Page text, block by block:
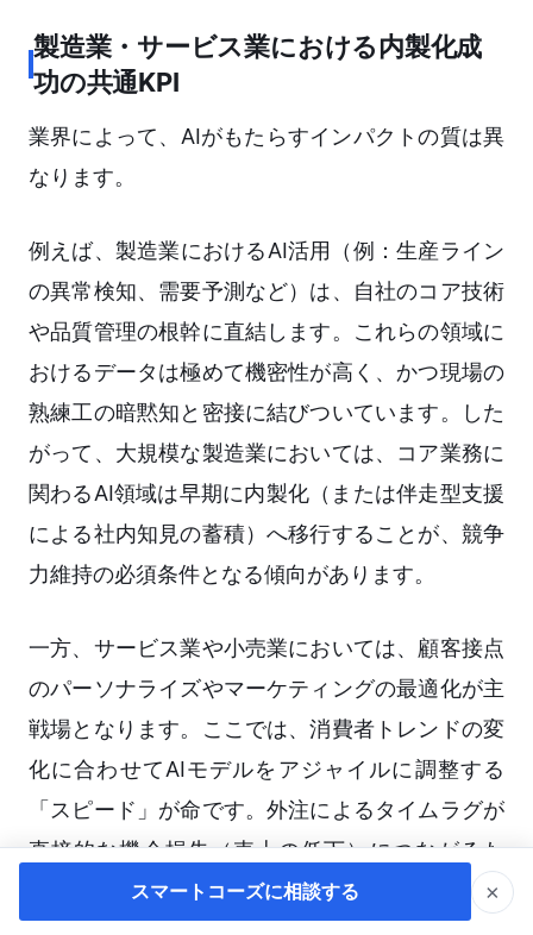
製造業・サービス業における内製化成
功の共通KPI
業界によって、AIがもたらすインパクトの質は異
なります。
例えば、製造業におけるAI活用（例：生産ライン
の異常検知、需要予測など）は、自社のコア技術
や品質管理の根幹に直結します。これらの領域に
おけるデータは極めて機密性が高く、かつ現場の
熟練工の暗黙知と密接に結びついています。した
がって、大規模な製造業においては、コア業務に
関わるAI領域は早期に内製化（または伴走型支援
による社内知見の蓄積）へ移行することが、競争
力維持の必須条件となる傾向があります。
一方、サービス業や小売業においては、顧客接点
のパーソナライズやマーケティングの最適化が主
戦場となります。ここでは、消費者トレンドの変
化に合わせてAIモデルをアジャイルに調整する
「スピード」が命です。外注によるタイムラグが
直接的な機会損失（売上の低下）につながるた
め、マーケティング部門や営業企画部門が自らAI
スマートコーズに相談する ×